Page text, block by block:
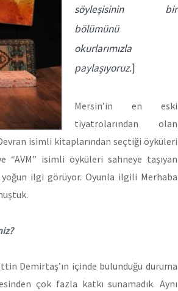
söyleşisinin bir
bölümünü
okurlarımızla
paylaşıyoruz.]
Mersin’in en eski
tiyatrolarından olan
isimli kitaplarından seçtiği öyküleri
“AVM” isimli öyküleri sahneye taşıyan
ilgi görüyor. Oyunla ilgili Merhaba
Demirtaş’ın içinde bulunduğu duruma
çok fazla katkı sunamadık. Aynı